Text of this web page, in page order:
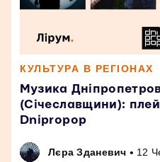
КУЛЬТУРА В РЕГІОНАХ
Музика
(Січеславщини):
Dnipropop
Лєра Зданевич • 12